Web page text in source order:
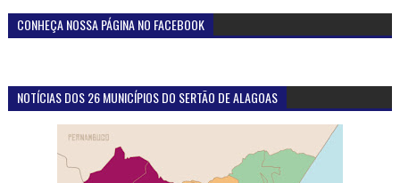
CONHEÇA NOSSA PÁGINA NO FACEBOOK
NOTÍCIAS DOS 26 MUNICÍPIOS DO SERTÃO DE ALAGOAS